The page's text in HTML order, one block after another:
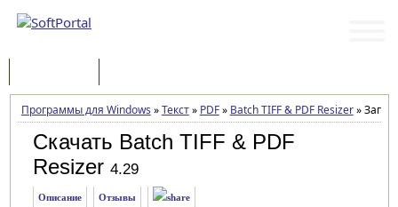
Программы для Windows »Текст» PDF» Batch TIFF & PDF Resizer»
Скачать Batch TIFF & PDF
Resizer 4.29
Описание Отзывы